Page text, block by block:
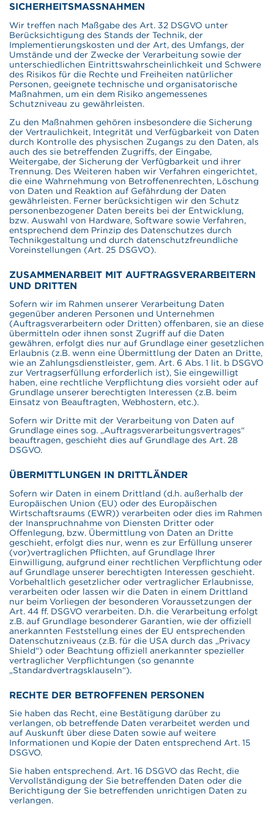
SICHERHEITSMASSNAHMEN
Wir treffen nach Maßgabe des Art. 32 DSGVO unter
Berücksichtigung des Stands der Technik, der
Implementierungskosten und der Art, des Umfangs, der
Umstände und der Zwecke der Verarbeitung sowie der
unterschiedlichen Eintrittswahrscheinlichkeit und Schwere
des Risikos für die Rechte und Freiheiten natürlicher
Personen, geeignete technische und organisatorische
Maßnahmen, um ein dem Risiko angemessenes
Schutzniveau zu gewährleisten.
Zu den Maßnahmen gehören insbesondere die Sicherung
der Vertraulichkeit, Integrität und Verfügbarkeit von Daten
durch Kontrolle des physischen Zugangs zu den Daten, als
auch des sie betreffenden Zugriffs, der Eingabe,
Weitergabe, der Sicherung der Verfügbarkeit und ihrer
Trennung. Des Weiteren haben wir Verfahren eingerichtet,
die eine Wahrnehmung von Betroffenenrechten, Löschung
von Daten und Reaktion auf Gefährdung der Daten
gewährleisten. Ferner berücksichtigen wir den Schutz
personenbezogener Daten bereits bei der Entwicklung,
bzw. Auswahl von Hardware, Software sowie Verfahren,
entsprechend dem Prinzip des Datenschutzes durch
Technikgestaltung und durch datenschutzfreundliche
Voreinstellungen (Art. 25 DSGVO).
ZUSAMMENARBEIT MIT AUFTRAGSVERARBEITERN
UND DRITTEN
Sofern wir im Rahmen unserer Verarbeitung Daten
gegenüber anderen Personen und Unternehmen
(Auftragsverarbeitern oder Dritten) offenbaren, sie an diese
übermitteln oder ihnen sonst Zugriff auf die Daten
gewähren, erfolgt dies nur auf Grundlage einer gesetzlichen
Erlaubnis (z.B. wenn eine Übermittlung der Daten an Dritte,
wie an Zahlungsdienstleister, gem. Art. 6 Abs. 1 lit. b DSGVO
zur Vertragserfüllung erforderlich ist), Sie eingewilligt
haben, eine rechtliche Verpflichtung dies vorsieht oder auf
Grundlage unserer berechtigten Interessen (z.B. beim
Einsatz von Beauftragten, Webhostern, etc.).
Sofern wir Dritte mit der Verarbeitung von Daten auf
Grundlage eines sog. „Auftragsverarbeitungsvertrages“
beauftragen, geschieht dies auf Grundlage des Art. 28
DSGVO.
ÜBERMITTLUNGEN IN DRITTLÄNDER
Sofern wir Daten in einem Drittland (d.h. außerhalb der
Europäischen Union (EU) oder des Europäischen
Wirtschaftsraums (EWR)) verarbeiten oder dies im Rahmen
der Inanspruchnahme von Diensten Dritter oder
Offenlegung, bzw. Übermittlung von Daten an Dritte
geschieht, erfolgt dies nur, wenn es zur Erfüllung unserer
(vor)vertraglichen Pflichten, auf Grundlage Ihrer
Einwilligung, aufgrund einer rechtlichen Verpflichtung oder
auf Grundlage unserer berechtigten Interessen geschieht.
Vorbehaltlich gesetzlicher oder vertraglicher Erlaubnisse,
verarbeiten oder lassen wir die Daten in einem Drittland
nur beim Vorliegen der besonderen Voraussetzungen der
Art. 44 ff. DSGVO verarbeiten. D.h. die Verarbeitung erfolgt
z.B. auf Grundlage besonderer Garantien, wie der offiziell
anerkannten Feststellung eines der EU entsprechenden
Datenschutzniveaus (z.B. für die USA durch das „Privacy
Shield“) oder Beachtung offiziell anerkannter spezieller
vertraglicher Verpflichtungen (so genannte
„Standardvertragsklauseln“).
RECHTE DER BETROFFENEN PERSONEN
Sie haben das Recht, eine Bestätigung darüber zu
verlangen, ob betreffende Daten verarbeitet werden und
auf Auskunft über diese Daten sowie auf weitere
Informationen und Kopie der Daten entsprechend Art. 15
DSGVO.
Sie haben entsprechend. Art. 16 DSGVO das Recht, die
Vervollständigung der Sie betreffenden Daten oder die
Berichtigung der Sie betreffenden unrichtigen Daten zu
verlangen.